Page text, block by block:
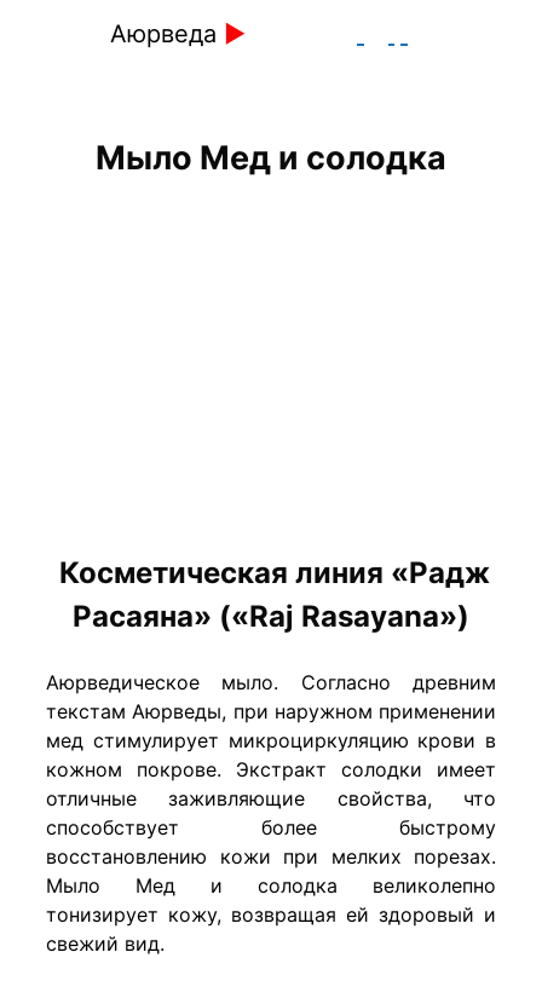
Аюрведа ►
Мыло Мед и солодка
Косметическая линия «Радж
Расаяна» («Raj Rasayana»)
Аюрведическое мыло. Согласно древним
текстам Аюрведы, при наружном применении
мед стимулирует микроциркуляцию крови в
кожном покрове. Экстракт солодки имеет
отличные заживляющие свойства, что
способствует более быстрому
восстановлению кожи при мелких порезах.
Мыло Мед и солодка великолепно
тонизирует кожу, возвращая ей здоровый и
свежий вид.